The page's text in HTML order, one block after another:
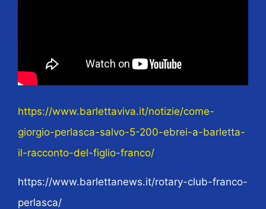
https://www.barlettaviva.it/notizie/come-
giorgio-perlasca-salvo-5-200-ebrei-a-barletta-
il-racconto-del-figlio-franco/
https://www.barlettanews.it/rotary-club-franco-
perlasca/